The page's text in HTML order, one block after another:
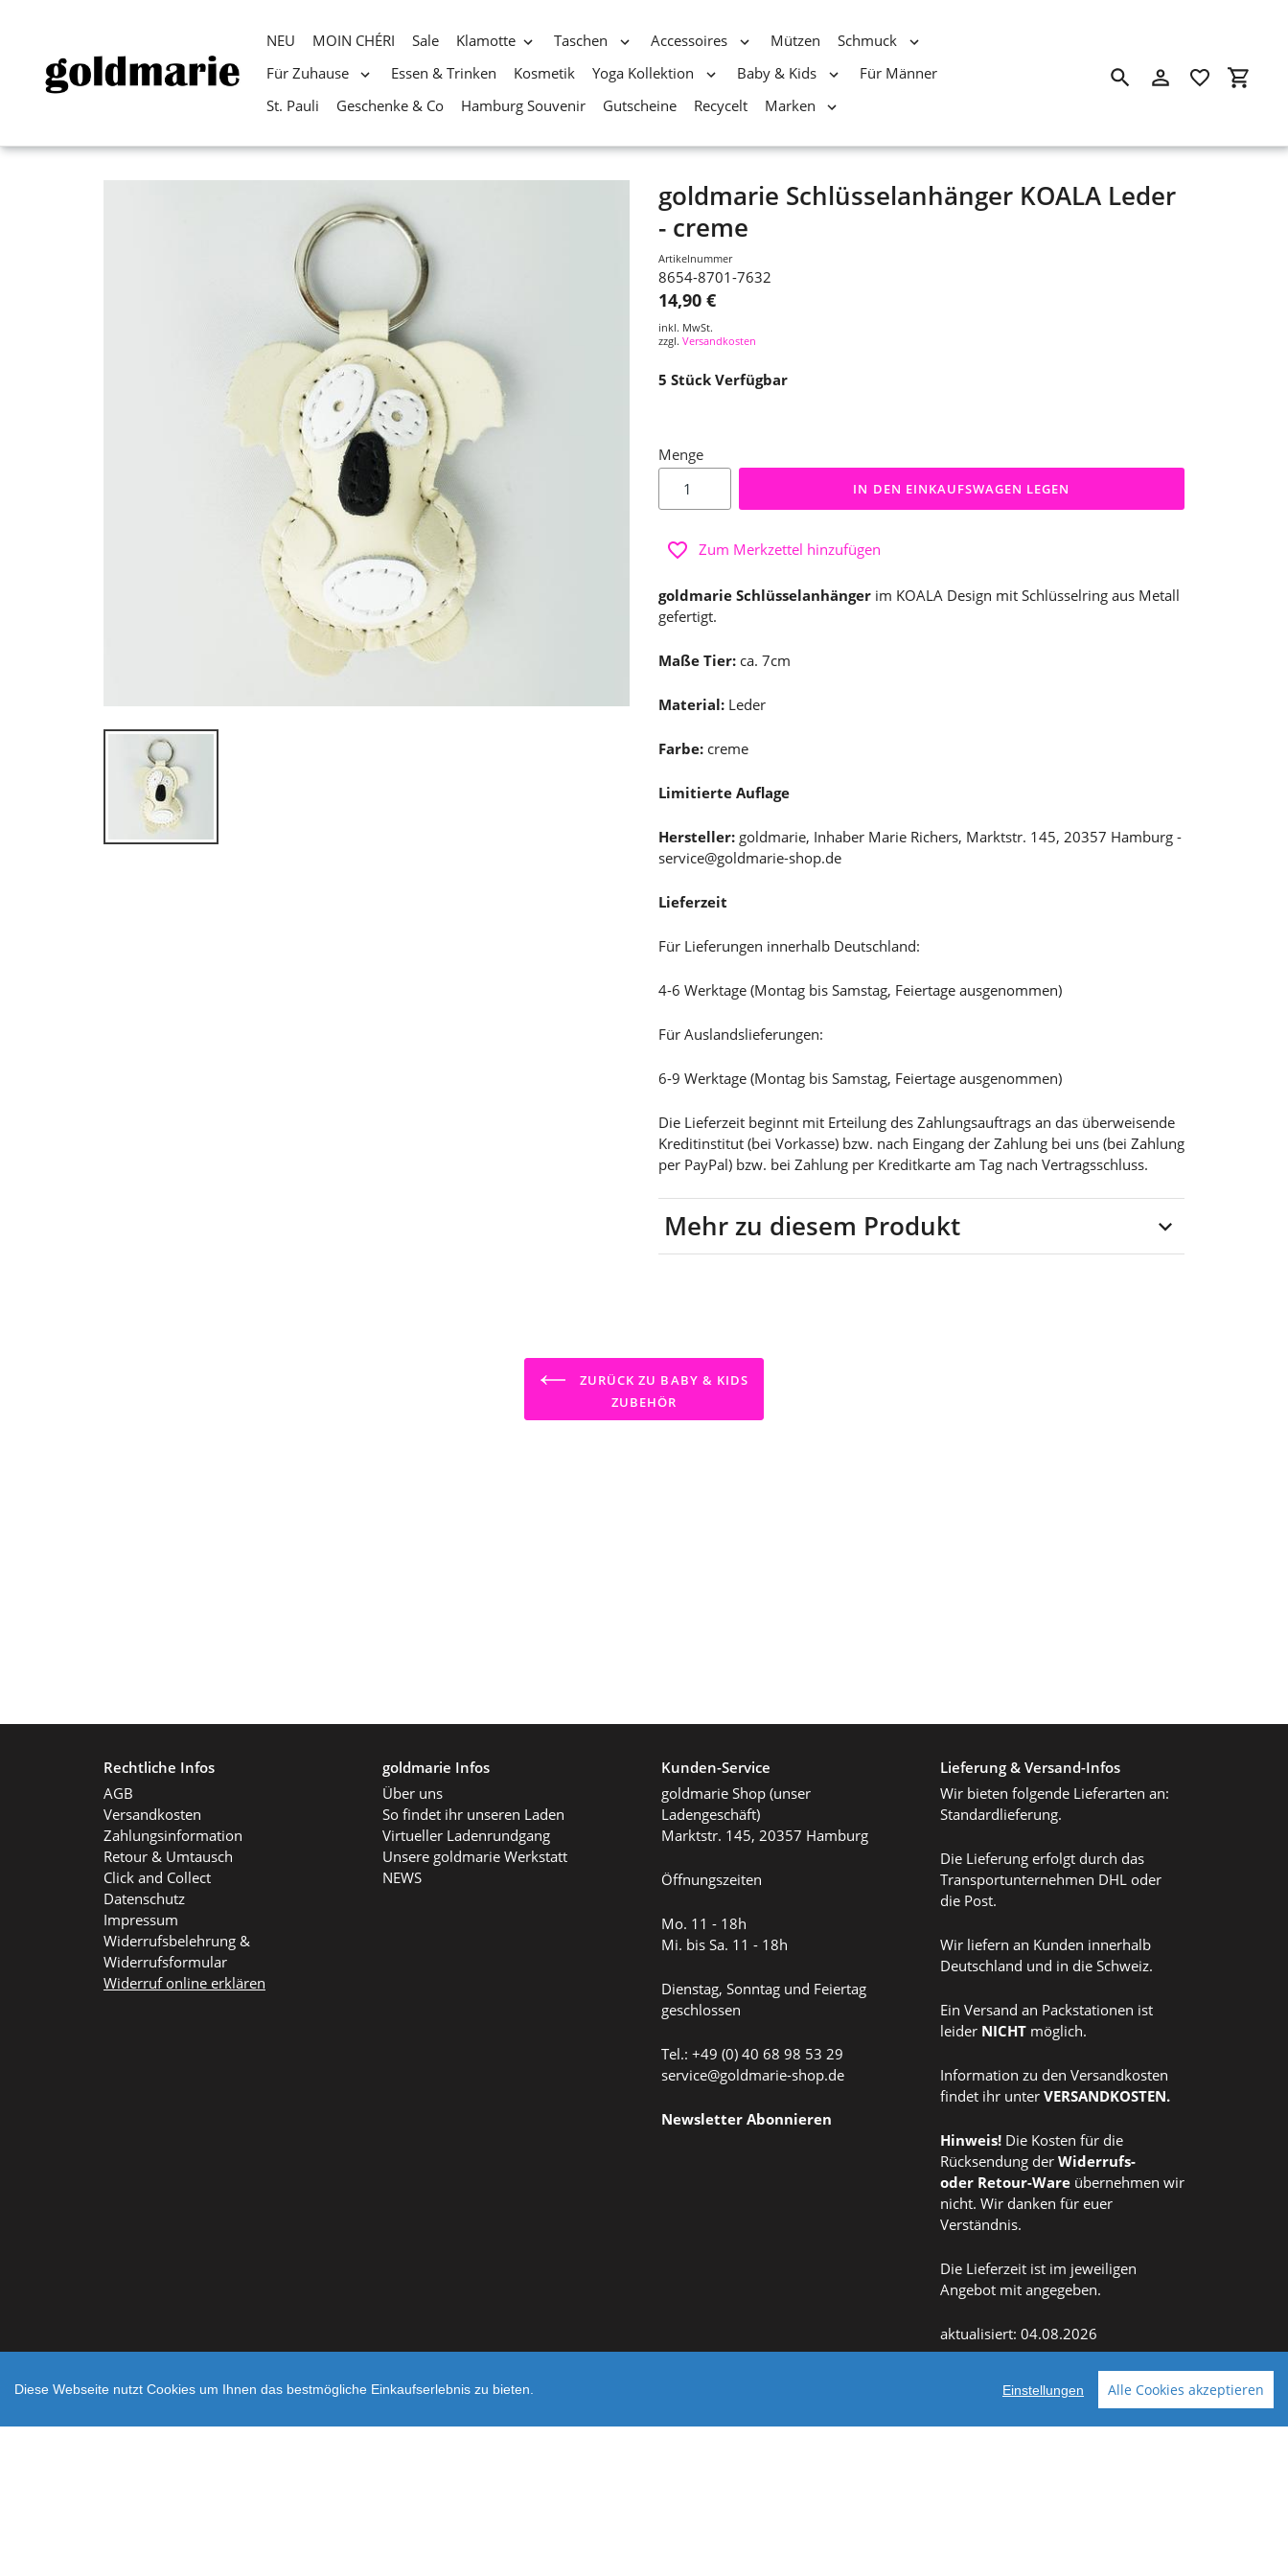
Direkt
NEU MOIN CHÉRI Sale Klamotte Taschen Accessoires Mützen
Schmuck
Für Zuhause
Essen & Trinken Kosmetik Yoga Kollektion Baby & Kids
Für Männer
St. Pauli
Geschenke & Co Hamburg Souvenir Gutscheine Recycelt Marken
SuchenEinloggen
goldmarie Schlüsselanhänger KOALA Leder
- creme
Artikelnummer
8654-8701-7632
14,90 €
inkl. MwSt.
zzgl. Versandkosten
5 Stück Verfügbar
Menge
IN DEN EINKAUFSWAGEN LEGEN
Zum Merkzettel hinzufügen
goldmarie Schlüsselanhänger im KOALA Design mit Schlüsselring aus Metall
gefertigt.
Maße Tier: ca. 7cm
Material: Leder
Farbe: creme
Limitierte Auflage
Hersteller: goldmarie, Inhaber Marie Richers, Marktstr. 145, 20357 Hamburg -
service@goldmarie-shop.de
Lieferzeit
Für Lieferungen innerhalb Deutschland:
4-6 Werktage (Montag bis Samstag, Feiertage ausgenommen)
Für Auslandslieferungen:
6-9 Werktage (Montag bis Samstag, Feiertage ausgenommen)
Die Lieferzeit beginnt mit Erteilung des Zahlungsauftrags an das überweisende
Kreditinstitut (bei Vorkasse) bzw. nach Eingang der Zahlung bei uns (bei Zahlung
per PayPal) bzw. bei Zahlung per Kreditkarte am Tag nach Vertragsschluss.
Mehr zu diesem Produkt
ZURÜCK ZU BABY & KIDS
ZUBEHÖR
Rechtliche Infos
AGB
Versandkosten
Zahlungsinformation
Retour & Umtausch
Click and Collect
Datenschutz
Impressum
Widerrufsbelehrung &
Widerrufsformular
Widerruf online erklären
goldmarie Infos
Über uns
So findet ihr unseren Laden
Virtueller Ladenrundgang
Unsere goldmarie Werkstatt
NEWS
Kunden-Service
goldmarie Shop (unser
Ladengeschäft)
Marktstr. 145, 20357 Hamburg
Öffnungszeiten
Mo. 11 - 18h
Mi. bis Sa. 11 - 18h
Dienstag, Sonntag und Feiertag
geschlossen
Tel.: +49 (0) 40 68 98 53 29
service@goldmarie-shop.de
Newsletter Abonnieren
Lieferung & Versand-Infos
Wir bieten folgende Lieferarten an:
Standardlieferung.
Die Lieferung erfolgt durch das
Transportunternehmen DHL oder
die Post.
Wir liefern an Kunden innerhalb
Deutschland und in die Schweiz.
Ein Versand an Packstationen ist
leider NICHT möglich.
Information zu den Versandkosten
findet ihr unter VERSANDKOSTEN.
Hinweis! Die Kosten für die
Rücksendung der Widerrufs-
oder Retour-Ware übernehmen wir
nicht. Wir danken für euer
Verständnis.
Die Lieferzeit ist im jeweiligen
Angebot mit angegeben.
aktualisiert: 04.08.2026
Diese Webseite nutzt Cookies um Ihnen das bestmögliche Einkaufserlebnis zu bieten. Einstellungen Alle Cookies akzeptieren